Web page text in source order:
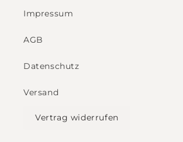
Impressum
AGB
Datenschutz
Versand
Vertrag widerrufen